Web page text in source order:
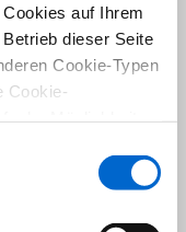
auf Ihrem
dieser Seite
Cookie-Typen
Cookie-
widerrufen.
sich die Barmer
Deutschlands und